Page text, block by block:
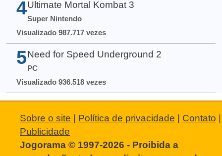
4 Ultimate Mortal Kombat 3
Super Nintendo
Visualizado 987.717 vezes
5 Need for Speed Underground 2
PC
Visualizado 936.518 vezes
Sobre o site | Política de privacidade | Contato |
Publicidade
Jogorama © 1997-2026 - Proibida a